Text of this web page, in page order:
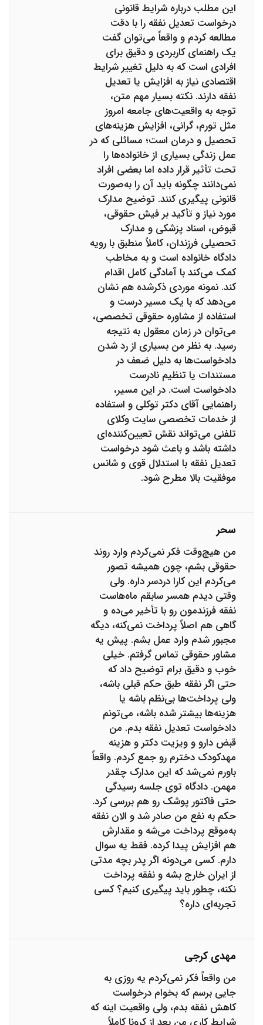
این مطلب درباره شرایط قانونی
درخواست تعدیل نفقه را با دقت
مطالعه کردم و واقعاً می‌توان گفت
یک راهنمای کاربردی و دقیق برای
افرادی است که به دلیل تغییر شرایط
اقتصادی نیاز به افزایش یا تعدیل
نفقه دارند. نکته بسیار مهم متن،
توجه به واقعیت‌های جامعه امروز
مثل تورم، گرانی، افزایش هزینه‌های
تحصیل و درمان است؛ مسائلی که در
عمل زندگی بسیاری از خانواده‌ها را
تحت تأثیر قرار داده اما بعضی افراد
نمی‌دانند چگونه باید آن را به‌صورت
قانونی پیگیری کنند. توضیح مدارک
مورد نیاز و تأکید بر فیش حقوقی،
قبوض، اسناد پزشکی و مدارک
تحصیلی فرزندان، کاملاً منطبق با رویه
دادگاه خانواده است و به مخاطب
کمک می‌کند با آمادگی کامل اقدام
کند. نمونه موردی ذکرشده هم نشان
می‌دهد که با یک مسیر درست و
استفاده از مشاوره حقوقی تخصصی،
می‌توان در زمان معقول به نتیجه
رسید. به نظر من بسیاری از رد شدن
دادخواست‌ها به دلیل ضعف در
مستندات یا تنظیم نادرست
دادخواست است. در این مسیر،
راهنمایی آقای دکتر توکلی و استفاده
از خدمات تخصصی سایت وکلای
تلفنی می‌تواند نقش تعیین‌کننده‌ای
داشته باشد و باعث شود درخواست
تعدیل نفقه با استدلال قوی و شانس
موفقیت بالا مطرح شود.
سحر
من هیچ‌وقت فکر نمی‌کردم وارد روند
حقوقی بشم، چون همیشه تصور
می‌کردم این کارا دردسر داره. ولی
وقتی دیدم همسر سابقم ماه‌هاست
نفقه فرزندمون رو با تأخیر می‌ده و
گاهی هم اصلاً پرداخت نمی‌کنه، دیگه
مجبور شدم وارد عمل بشم. پیش یه
مشاور حقوقی تماس گرفتم. خیلی
خوب و دقیق برام توضیح داد که
حتی اگر نفقه طبق حکم قبلی باشه،
ولی پرداخت‌ها بی‌نظم باشه یا
هزینه‌ها بیشتر شده باشه، می‌تونم
دادخواست تعدیل نفقه بدم. من
قبض دارو و ویزیت دکتر و هزینه
مهدکودک دخترم رو جمع کردم. واقعاً
باورم نمی‌شد که این مدارک چقدر
مهمن. دادگاه توی جلسه رسیدگی
حتی فاکتور پوشک رو هم بررسی کرد.
حکم به نفع من صادر شد و الان نفقه
به‌موقع پرداخت می‌شه و مقدارش
هم افزایش پیدا کرده. فقط یه سوال
دارم. کسی می‌دونه اگر پدر بچه مدتی
از ایران خارج بشه و نفقه پرداخت
نکنه، چطور باید پیگیری کنیم؟ کسی
تجربه‌ای داره؟
مهدی کرجی
من واقعاً فکر نمی‌کردم یه روزی به
جایی برسم که بخوام درخواست
کاهش نفقه بدم، ولی واقعیت اینه که